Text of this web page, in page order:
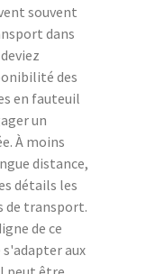
souvent
dans
des
en fauteuil
un
À moins
distance,
détails les
de transport.
de ce
aux